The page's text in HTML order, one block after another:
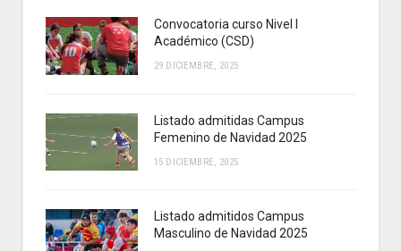
Convocatoria curso Nivel I
Académico (CSD)
29 DICIEMBRE, 2025
Listado admitidas Campus
Femenino de Navidad 2025
15 DICIEMBRE, 2025
Listado admitidos Campus
Masculino de Navidad 2025